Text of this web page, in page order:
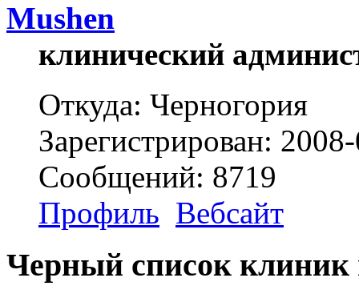
Mushen
клинический
Откуда: Черногория
Зарегистрирован:
Сообщений: 8719
Профиль Вебсайт
Черный список